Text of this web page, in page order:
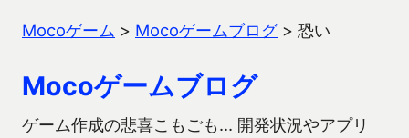
Mocoゲーム > Mocoゲームブログ> 恐い
Mocoゲームブログ
ゲーム作成の悲喜こもごも… 開発状況やアプリ